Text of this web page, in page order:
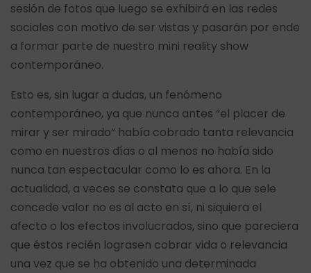
sesión de fotos que luego se exhibirá en las redes
sociales con motivo de ser vistas y pasarán por ende
a formar parte de nuestro mini reality show
contemporáneo.
Esto es, sin lugar a dudas, un fenómeno
contemporáneo, ya que nunca antes “el placer de
mirar y ser mirado” había cobrado tanta relevancia
como en nuestros días o al menos no había sido
nunca tan espectacular como lo es ahora. En la
actualidad, a veces se constata que a lo que sele
concede valor no es al acto en sí, ni siquiera el
afecto o los efectos involucrados, sino que pareciera
que éstos recién lograsen cobrar vida o relevancia
una vez que se ha obtenido una determinada